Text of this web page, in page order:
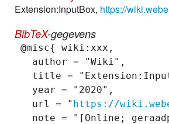
Extension:InputBox, https://
BibTeX-gegevens
@misc{ wiki:xxx,
   author = "Wiki",
title =
   year = "2020",
   url = "
https://
note = "[Online;